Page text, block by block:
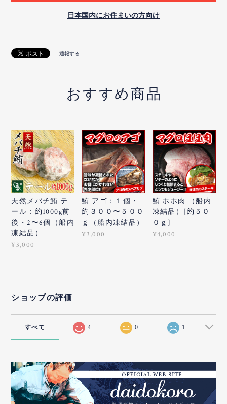
日本国内にお住まいの方向け
通報する
おすすめ商品
天然メバチ鮪 テ
ール：約1000g前
後・2〜6個（船内
凍結品）
¥3,000
鮪 アゴ：１個・
約３００〜５００
ｇ（船内凍結品）
¥3,000
鮪 ホホ肉 （船内
凍結品）[約５０
０ｇ]
¥4,000
ショップの評価
すべて 4 0 1